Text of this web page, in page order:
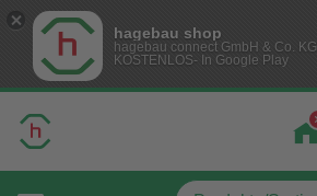
hagebau shop
hagebau connect GmbH & Co. KG
KOSTENLOS- In Google Play